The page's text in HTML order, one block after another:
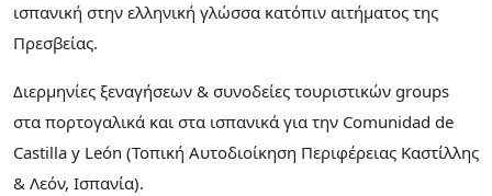
ισπανική στην ελληνική γλώσσα κατόπιν αιτήματος της
Πρεσβείας.
Διερμηνίες ξεναγήσεων & συνοδείες τουριστικών groups
στα πορτογαλικά και στα ισπανικά για την Comunidad de
Castilla y León (Τοπική Αυτοδιοίκηση Περιφέρειας Καστίλλης
& Λεόν, Ισπανία).